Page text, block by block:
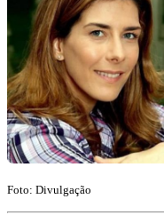
Foto: Divulgação